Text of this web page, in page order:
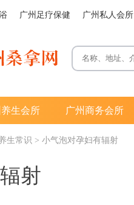
广州足疗保健 广州私人会所
养生会所 广州商务会所
生常识 > 小气泡对孕妇有辐射
射